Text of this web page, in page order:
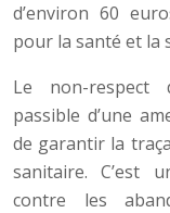
d’environ 60
pour la santé et la
Le non-respect
passible d’une
de garantir la
sanitaire. C’est
contre les